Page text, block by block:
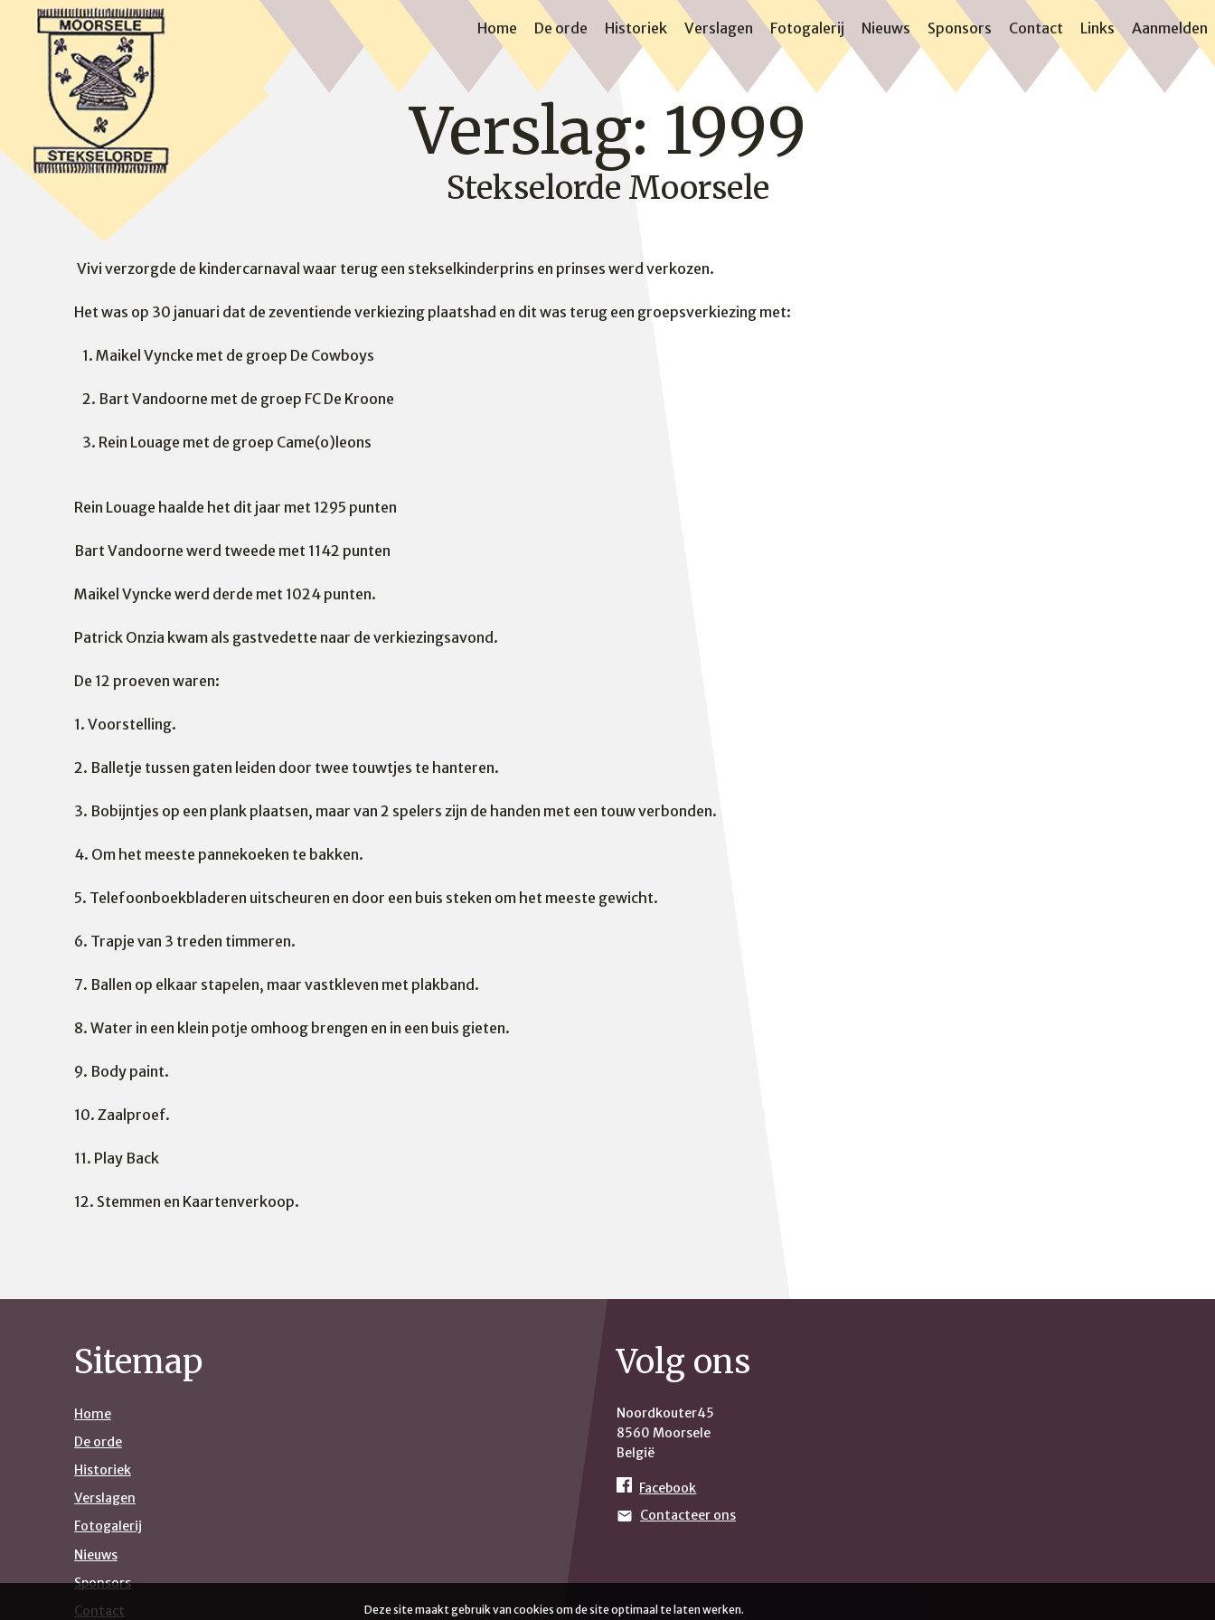
Home De orde Historiek Verslagen Fotogalerij Nieuws Sponsors Contact Links Aanmelden
Verslag: 1999
Stekselorde Moorsele
Vivi verzorgde de kindercarnaval waar terug een stekselkinderprins en prinses werd verkozen.
Het was op 30 januari dat de zeventiende verkiezing plaatshad en dit was terug een groepsverkiezing met:
1. Maikel Vyncke met de groep De Cowboys
2. Bart Vandoorne met de groep FC De Kroone
3. Rein Louage met de groep Came(o)leons
Rein Louage haalde het dit jaar met 1295 punten
Bart Vandoorne werd tweede met 1142 punten
Maikel Vyncke werd derde met 1024 punten.
Patrick Onzia kwam als gastvedette naar de verkiezingsavond.
De 12 proeven waren:
1. Voorstelling.
2. Balletje tussen gaten leiden door twee touwtjes te hanteren.
3. Bobijntjes op een plank plaatsen, maar van 2 spelers zijn de handen met een touw verbonden.
4. Om het meeste pannekoeken te bakken.
5. Telefoonboekbladeren uitscheuren en door een buis steken om het meeste gewicht.
6. Trapje van 3 treden timmeren.
7. Ballen op elkaar stapelen, maar vastkleven met plakband.
8. Water in een klein potje omhoog brengen en in een buis gieten.
9. Body paint.
10. Zaalproef.
11. Play Back
12. Stemmen en Kaartenverkoop.
Sitemap
Home
De orde
Historiek
Verslagen
Fotogalerij
Nieuws
Sponsors
Contact
Volg ons
Noordkouter45
8560 Moorsele
België
Facebook
mail Contacteer ons
Deze site maakt gebruik van cookies om de site optimaal te laten werken.